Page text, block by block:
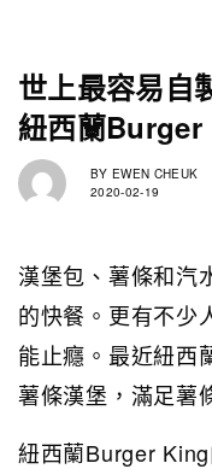
世上最容易自
紐西蘭
BY EWEN CHEUK
2020-02-19
漢堡包、薯條和汽
的快餐。更有不少
能止癮。最近紐西
薯條漢堡，滿足薯
紐西蘭Burger